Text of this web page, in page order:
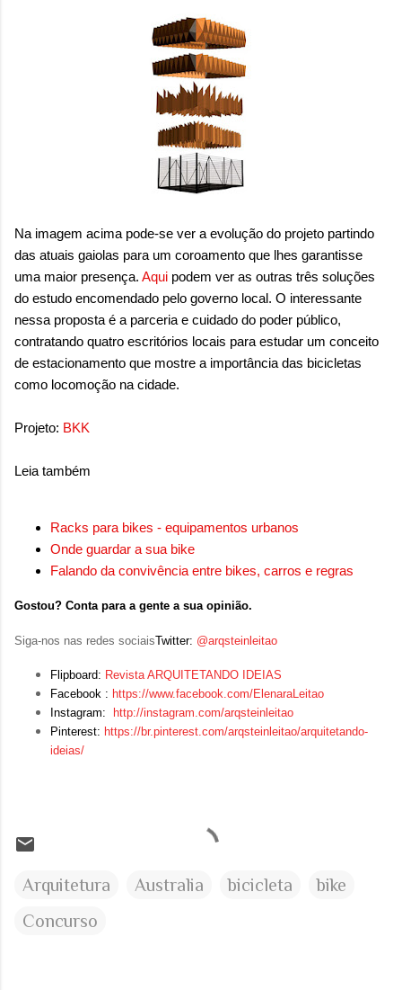
Na imagem acima pode-se ver a evolução do projeto partindo
das atuais gaiolas para um coroamento que lhes garantisse
uma maior presença. Aqui podem ver as outras três soluções
do estudo encomendado pelo governo local. O interessante
nessa proposta é a parceria e cuidado do poder público,
contratando quatro escritórios locais para estudar um conceito
de estacionamento que mostre a importância das bicicletas
como locomoção na cidade.
Projeto: BKK
Leia também
Racks para bikes - equipamentos urbanos
Onde guardar a sua bike
Falando da convivência entre bikes, carros e regras
Gostou? Conta para a gente a sua opinião.
Siga-nos nas redes sociaisTwitter: @arqsteinleitao
Flipboard: Revista ARQUITETANDO IDEIAS
Facebook : https://www.facebook.com/ElenaraLeitao
Instagram:
http://instagram.com/arqsteinleitao
Pinterest: https://br.pinterest.com/arqsteinleitao/arquitetando-
ideias/
Arquitetura Australia bicicleta
bike
Concurso